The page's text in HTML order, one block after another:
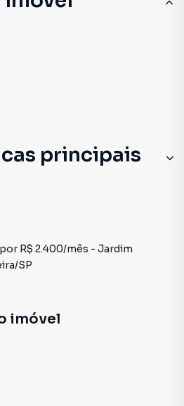
principais
R$ 2.400/mês - Jardim
SP
imóvel